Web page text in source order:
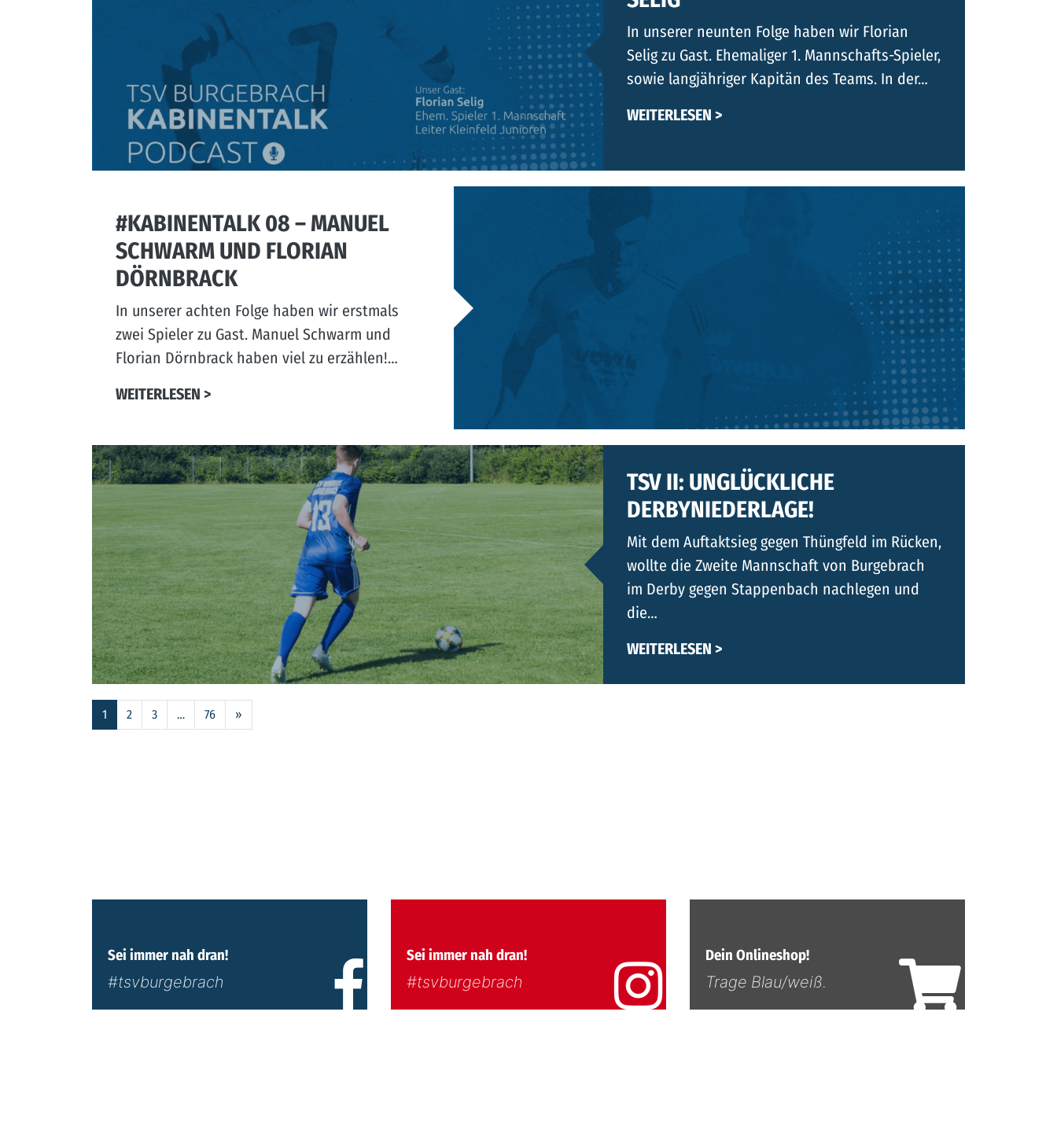
In unserer neunten Folge haben wir Florian
Selig zu Gast. Ehemaliger 1. Mannschafts-Spieler,
sowie langjähriger Kapitän des Teams. In der…
WEITERLESEN >
#KABINENTALK 08 – MANUEL
SCHWARM UND FLORIAN
DÖRNBRACK
In unserer achten Folge haben wir erstmals
zwei Spieler zu Gast. Manuel Schwarm und
Florian Dörnbrack haben viel zu erzählen!…
WEITERLESEN >
TSV II: UNGLÜCKLICHE
DERBYNIEDERLAGE!
Mit dem Auftaktsieg gegen Thüngfeld im Rücken,
wollte die Zweite Mannschaft von Burgebrach
im Derby gegen Stappenbach nachlegen und
die…
WEITERLESEN >
1 2 3 … 76 »
Sei immer nah dran!
#tsvburgebrach
Sei immer nah dran!
#tsvburgebrach
Dein Onlineshop!
Trage Blau/weiß.